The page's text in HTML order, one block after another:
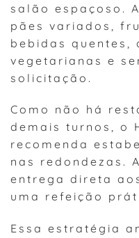
salão espaçoso.
pães variados,
bebidas quentes,
vegetarianas e
solicitação.
Como não há
demais turnos, o
recomenda
nas redondezas.
entrega direta
uma refeição
Essa estratégia